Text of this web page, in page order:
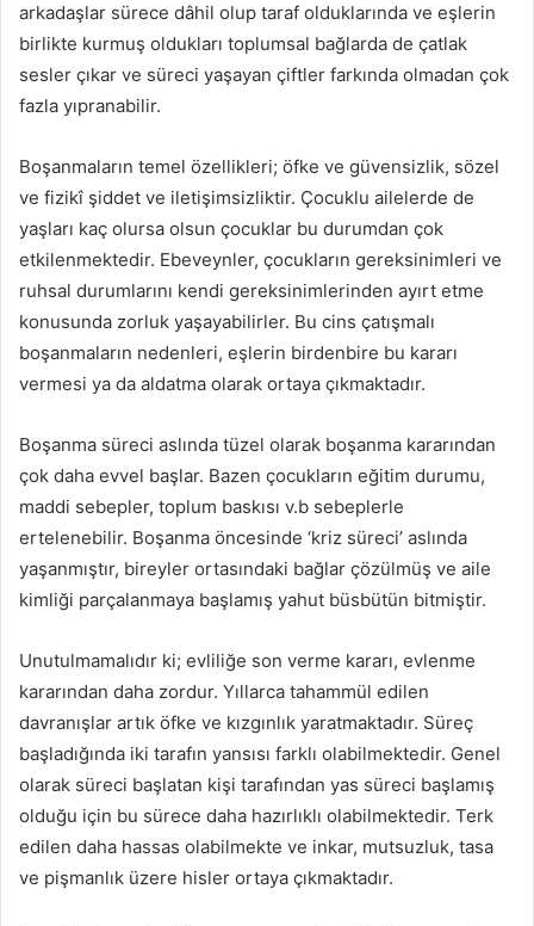
arkadaşlar sürece dâhil olup taraf olduklarında ve eşlerin
birlikte kurmuş oldukları toplumsal bağlarda de çatlak
sesler çıkar ve süreci yaşayan çiftler farkında olmadan çok
fazla yıpranabilir.
Boşanmaların temel özellikleri; öfke ve güvensizlik, sözel
ve fizikî şiddet ve iletişimsizliktir. Çocuklu ailelerde de
yaşları kaç olursa olsun çocuklar bu durumdan çok
etkilenmektedir. Ebeveynler, çocukların gereksinimleri ve
ruhsal durumlarını kendi gereksinimlerinden ayırt etme
konusunda zorluk yaşayabilirler. Bu cins çatışmalı
boşanmaların nedenleri, eşlerin birdenbire bu kararı
vermesi ya da aldatma olarak ortaya çıkmaktadır.
Boşanma süreci aslında tüzel olarak boşanma kararından
çok daha evvel başlar. Bazen çocukların eğitim durumu,
maddi sebepler, toplum baskısı v.b sebeplerle
ertelenebilir. Boşanma öncesinde ‘kriz süreci’ aslında
yaşanmıştır, bireyler ortasındaki bağlar çözülmüş ve aile
kimliği parçalanmaya başlamış yahut büsbütün bitmiştir.
Unutulmamalıdır ki; evliliğe son verme kararı, evlenme
kararından daha zordur. Yıllarca tahammül edilen
davranışlar artık öfke ve kızgınlık yaratmaktadır. Süreç
başladığında iki tarafın yansısı farklı olabilmektedir. Genel
olarak süreci başlatan kişi tarafından yas süreci başlamış
olduğu için bu sürece daha hazırlıklı olabilmektedir. Terk
edilen daha hassas olabilmekte ve inkar, mutsuzluk, tasa
ve pişmanlık üzere hisler ortaya çıkmaktadır.